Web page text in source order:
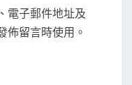
電子郵件地址及
佈留言時使用。